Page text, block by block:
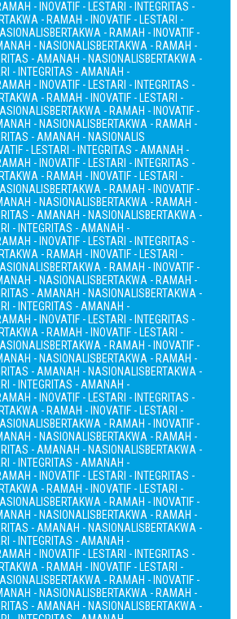
- INOVATIF - LESTARI - INTEGRITAS -
- RAMAH - INOVATIF - LESTARI -
BERTAKWA - RAMAH - INOVATIF -
- NASIONALISBERTAKWA - RAMAH -
- AMANAH - NASIONALISBERTAKWA -
- INTEGRITAS - AMANAH -
- INOVATIF - LESTARI - INTEGRITAS -
- RAMAH - INOVATIF - LESTARI -
BERTAKWA - RAMAH - INOVATIF -
- NASIONALISBERTAKWA - RAMAH -
- AMANAH - NASIONALIS
- LESTARI - INTEGRITAS - AMANAH -
- INOVATIF - LESTARI - INTEGRITAS -
- RAMAH - INOVATIF - LESTARI -
BERTAKWA - RAMAH - INOVATIF -
- NASIONALISBERTAKWA - RAMAH -
- AMANAH - NASIONALISBERTAKWA -
- INTEGRITAS - AMANAH -
- INOVATIF - LESTARI - INTEGRITAS -
- RAMAH - INOVATIF - LESTARI -
BERTAKWA - RAMAH - INOVATIF -
- NASIONALISBERTAKWA - RAMAH -
- AMANAH - NASIONALISBERTAKWA -
- INTEGRITAS - AMANAH -
- INOVATIF - LESTARI - INTEGRITAS -
- RAMAH - INOVATIF - LESTARI -
BERTAKWA - RAMAH - INOVATIF -
- NASIONALISBERTAKWA - RAMAH -
- AMANAH - NASIONALISBERTAKWA -
- INTEGRITAS - AMANAH -
- INOVATIF - LESTARI - INTEGRITAS -
- RAMAH - INOVATIF - LESTARI -
BERTAKWA - RAMAH - INOVATIF -
- NASIONALISBERTAKWA - RAMAH -
- AMANAH - NASIONALISBERTAKWA -
- INTEGRITAS - AMANAH -
- INOVATIF - LESTARI - INTEGRITAS -
- RAMAH - INOVATIF - LESTARI -
BERTAKWA - RAMAH - INOVATIF -
- NASIONALISBERTAKWA - RAMAH -
- AMANAH - NASIONALISBERTAKWA -
- INTEGRITAS - AMANAH -
- INOVATIF - LESTARI - INTEGRITAS -
- RAMAH - INOVATIF - LESTARI -
BERTAKWA - RAMAH - INOVATIF -
- NASIONALISBERTAKWA - RAMAH -
- AMANAH - NASIONALISBERTAKWA -